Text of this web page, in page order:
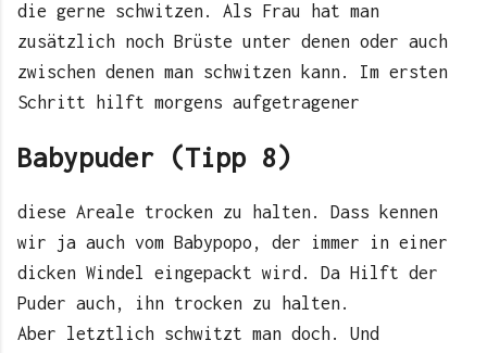
die gerne schwitzen. Als Frau hat man
zusätzlich noch Brüste unter denen oder auch
zwischen denen man schwitzen kann. Im ersten
Schritt hilft morgens aufgetragener
Babypuder (Tipp 8)
diese Areale trocken zu halten. Dass kennen
wir ja auch vom Babypopo, der immer in einer
dicken Windel eingepackt wird. Da Hilft der
Puder auch, ihn trocken zu halten.
Aber letztlich schwitzt man doch. Und